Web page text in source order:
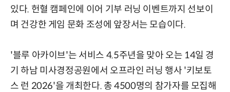
있다. 헌혈 캠페인에 이어 기부 러닝 이벤트까지 선보이
며 건강한 게임 문화 조성에 앞장서는 모습이다.
'블루 아카이브'는 서비스 4.5주년을 맞아 오는 14일 경
기 하남 미사경정공원에서 오프라인 러닝 행사 '키보토
스 런 2026'을 개최한다. 총 4500명의 참가자를 모집해